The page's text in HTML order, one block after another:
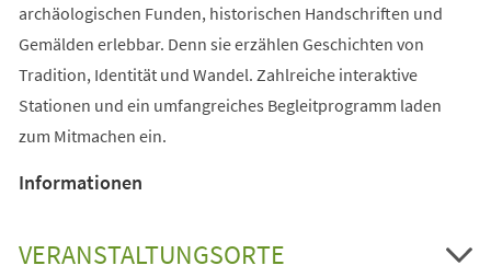
archäologischen Funden, historischen Handschriften und
Gemälden erlebbar. Denn sie erzählen Geschichten von
Tradition, Identität und Wandel. Zahlreiche interaktive
Stationen und ein umfangreiches Begleitprogramm laden
zum Mitmachen ein.
Informationen
VERANSTALTUNGSORTE